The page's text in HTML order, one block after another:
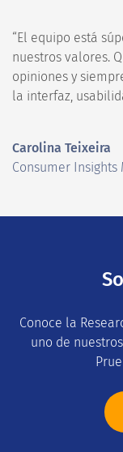
“El equipo está
nuestros valores.
opiniones y
la interfaz,
Carolina Teixeira
Consumer Insights
Conoce la
uno de